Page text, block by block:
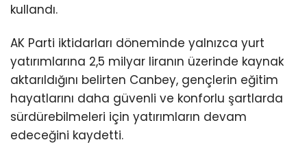
kullandı.
AK Parti iktidarları döneminde yalnızca yurt
yatırımlarına 2,5 milyar liranın üzerinde kaynak
aktarıldığını belirten Canbey, gençlerin eğitim
hayatlarını daha güvenli ve konforlu şartlarda
sürdürebilmeleri için yatırımların devam
edeceğini kaydetti.